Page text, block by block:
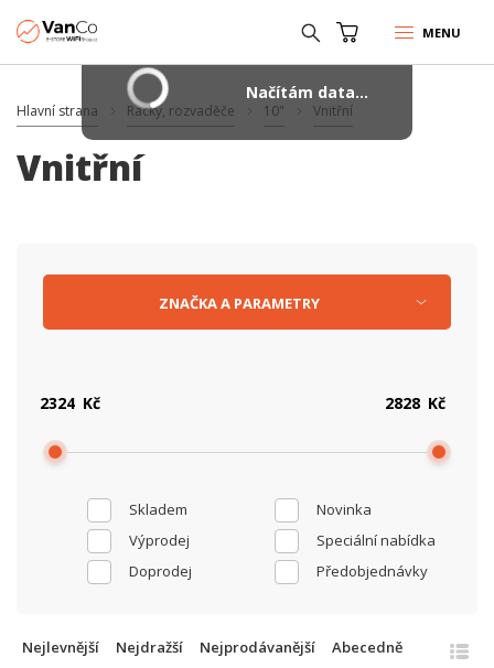
MENU
Hlavní strana Racky, rozvaděče 10" Vnitřní
Vnitřní
Skladem
Novinka
Výprodej
Speciální nabídka
Doprodej
Předobjednávky
Kč Kč
ZNAČKAA PARAMETRY
Nejlevnější Nejdražší Nejprodávanější Abecedně
Načítám data...